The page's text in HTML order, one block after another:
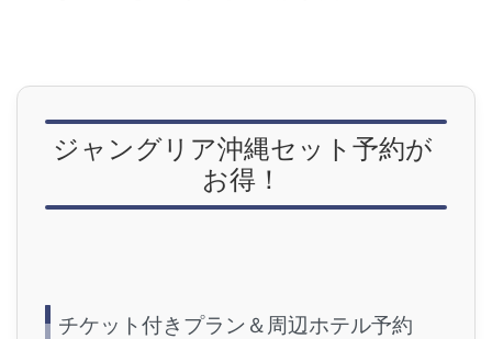
ジャングリア沖縄セット予約が
お得！
チケット付きプラン＆周辺ホテル予約